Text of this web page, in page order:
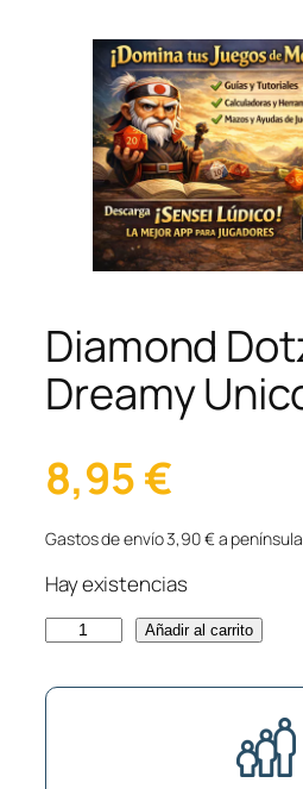
Diamond
Dreamy
8,95€
Gastos de envío 3,90 € a península
Hay existencias
a
Añadir al carrito